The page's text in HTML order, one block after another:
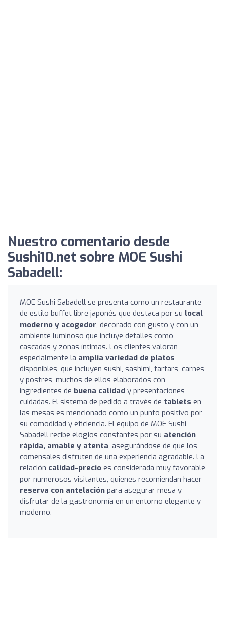
Nuestro comentario desde
Sushi10.net sobre MOE Sushi
Sabadell:
MOE Sushi Sabadell se presenta como un restaurante
de estilo buffet libre japonés que destaca por su local
moderno y acogedor, decorado con gusto y con un
ambiente luminoso que incluye detalles como
cascadas y zonas íntimas. Los clientes valoran
especialmente la amplia variedad de platos
disponibles, que incluyen sushi, sashimi, tartars, carnes
y postres, muchos de ellos elaborados con
ingredientes de buena calidad y presentaciones
cuidadas. El sistema de pedido a través de tablets en
las mesas es mencionado como un punto positivo por
su comodidad y eficiencia. El equipo de MOE Sushi
Sabadell recibe elogios constantes por su atención
rápida, amable y atenta, asegurándose de que los
comensales disfruten de una experiencia agradable. La
relación calidad-precio es considerada muy favorable
por numerosos visitantes, quienes recomiendan hacer
reserva con antelación para asegurar mesa y
disfrutar de la gastronomía en un entorno elegante y
moderno.